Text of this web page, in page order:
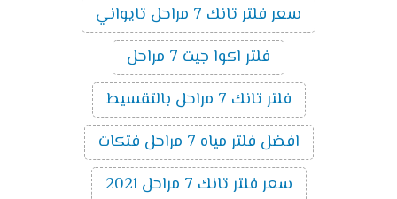
سعر فلتر تانك 7 مراحل تايواني
فلتر اكوا جيت 7 مراحل
فلتر تانك 7 مراحل بالتقسيط
افضل فلتر مياه 7 مراحل فتكات
سعر فلتر تانك 7 مراحل 2021